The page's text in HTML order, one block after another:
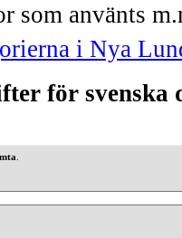
som använts
i Nya
för svenska